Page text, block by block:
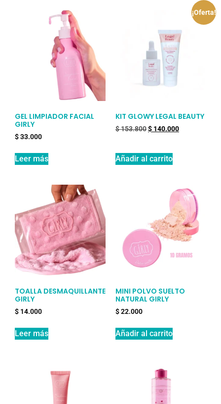
GEL LIMPIADOR FACIAL
GIRLY
$33.000
Leer más
¡Oferta!
KIT GLOWY LEGAL BEAUTY
$153.800$ 140.000
Añadir al carrito
TOALLA DESMAQUILLANTE
GIRLY
$ 14.000
Leer más
MINI POLVO SUELTO
NATURAL GIRLY
$22.000
Añadir al carrito